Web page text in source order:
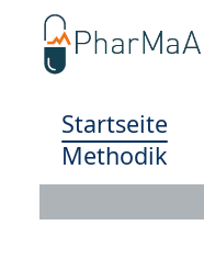
Startseite
Methodik